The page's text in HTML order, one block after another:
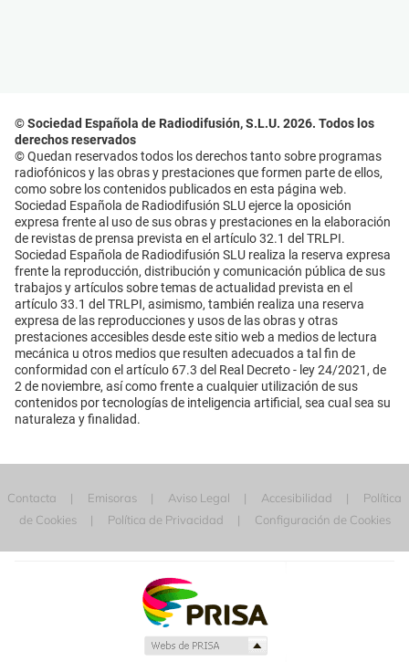
© Sociedad Española de Radiodifusión, S.L.U. 2026. Todos los
derechos reservados
© Quedan reservados todos los derechos tanto sobre programas
radiofónicos y las obras y prestaciones que formen parte de ellos,
como sobre los contenidos publicados en esta página web.
Sociedad Española de Radiodifusión SLU ejerce la oposición
expresa frente al uso de sus obras y prestaciones en la elaboración
de revistas de prensa prevista en el artículo 32.1 del TRLPI.
Sociedad Española de Radiodifusión SLU realiza la reserva expresa
frente la reproducción, distribución y comunicación pública de sus
trabajos y artículos sobre temas de actualidad prevista en el
artículo 33.1 del TRLPI, asimismo, también realiza una reserva
expresa de las reproducciones y usos de las obras y otras
prestaciones accesibles desde este sitio web a medios de lectura
mecánica u otros medios que resulten adecuados a tal fin de
conformidad con el artículo 67.3 del Real Decreto - ley 24/2021, de
2 de noviembre, así como frente a cualquier utilización de sus
contenidos por tecnologías de inteligencia artificial, sea cual sea su
naturaleza y finalidad.
Contacta Emisoras Aviso Legal Accesibilidad
Política
de Cookies
Política de Privacidad Configuración de Cookies